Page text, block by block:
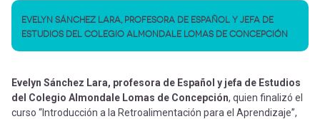
EVELYN SÁNCHEZ LARA, PROFESORA DE ESPAÑOL Y JEFA DE
ESTUDIOS DEL COLEGIO ALMONDALE LOMAS DE CONCEPCIÓN
Evelyn Sánchez Lara, profesora de Español y jefa de Estudios
del Colegio Almondale Lomas de Concepción, quien finalizó el
curso “Introducción a la Retroalimentación para el Aprendizaje”,